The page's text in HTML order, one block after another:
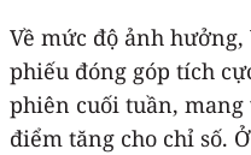
Về mức độ ảnh hưởng,
phiếu đóng góp tích
phiên cuối tuần, mang
điểm tăng cho chỉ số.